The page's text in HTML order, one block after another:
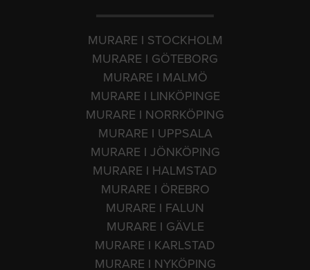
MURARE I STOCKHOLM
MURARE I GÖTEBORG
MURARE I MALMÖ
MURARE I LINKÖPINGE
MURARE I NORRKÖPING
MURARE I UPPSALA
MURARE I JÖNKÖPING
MURARE I HALMSTAD
MURARE I ÖREBRO
MURARE I FALUN
MURARE I GÄVLE
MURARE I KARLSTAD
MURARE I NYKÖPING